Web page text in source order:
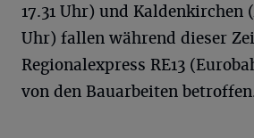
17.31 Uhr) und Kaldenkirchen
Uhr) fallen während dieser
Regionalexpress RE13
von den Bauarbeiten